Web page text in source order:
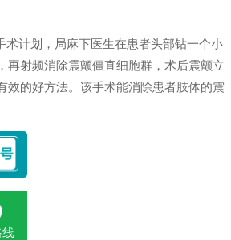
术计划，局麻下医生在患者头部钻一个小
再射频消除震颤僵直细胞群，术后震颤立
效的好方法。该手术能消除患者肢体的震
线